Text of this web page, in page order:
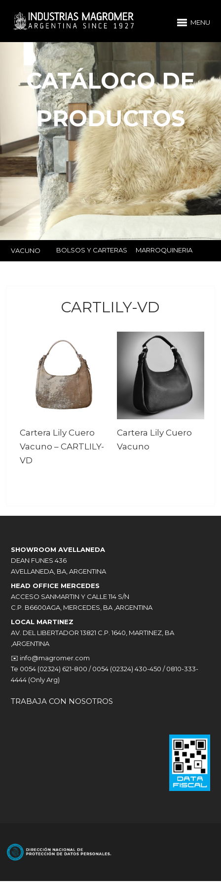
MENU
CATÁLOGO DE
PRODUCTOS
VACUNO BOLSOS Y CARTERAS MARROQUINERIA
CARTLILY-VD
Cartera Lily Cuero
Vacuno –CARTLILY-
VD
Cartera Lily Cuero
Vacuno
SHOWROOM AVELLANEDA
DEAN FUNES 436
AVELLANEDA, BA, ARGENTINA
HEAD OFFICE MERCEDES
ACCESO SANMARTIN Y CALLE 114 S/N
C.P. B6600AGA, MERCEDES, BA ,ARGENTINA
LOCAL MARTINEZ
AV. DEL LIBERTADOR 13821 C.P. 1640, MARTINEZ, BA
,ARGENTINA
✉️ info@magromer.com
Te 0054 (02324) 621-800 / 0054 (02324) 430-450 / 0810-333-
4444 (Only Arg)
TRABAJA CON NOSOTROS